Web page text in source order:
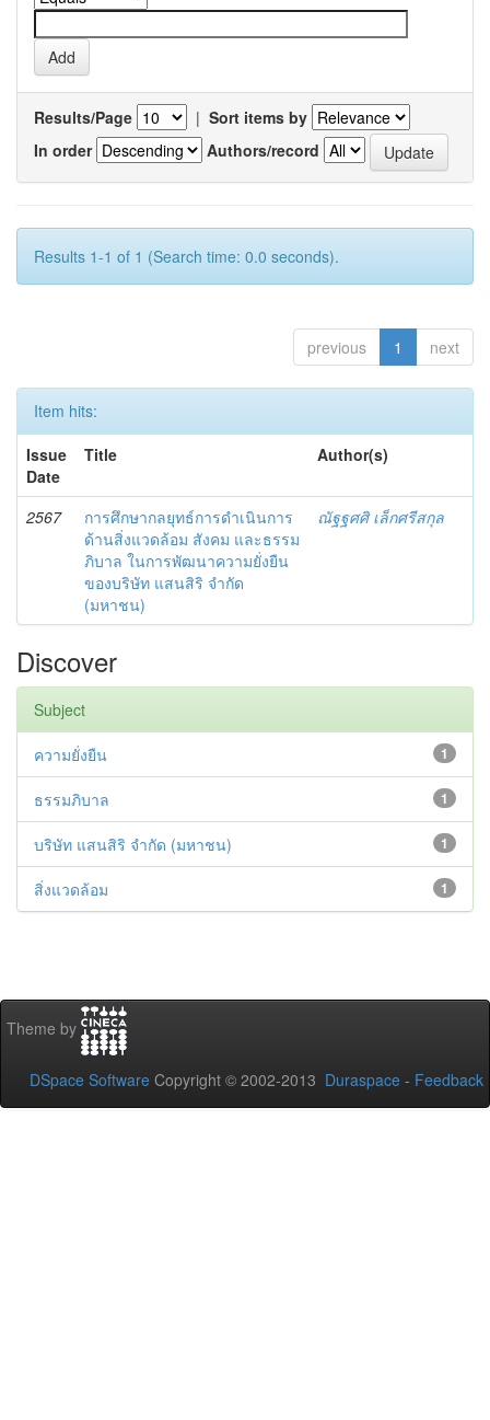
Results/Page | Sort items by
In order
Authors/record
Results 1-1 of 1 (Search time: 0.0 seconds).
previous 1 next
Item hits:
Issue
Date
Title Author(s)
2567
การศึกษากลยุทธ์การดำเนินการ
ด้านสิ่งแวดล้อม สังคม และธรรม
ภิบาล ในการพัฒนาความยั่งยืน
ของบริษัท แสนสิริ จำกัด
(มหาชน)
ณัฐฐศศิ เล็กศรีสกุล
Discover
Subject
1
ความยั่งยืน
1
ธรรมภิบาล
1
บริษัท แสนสิริ จำกัด (มหาชน)
1
สิ่งแวดล้อม
Theme by
DSpace Software Copyright © 2002-2013 Duraspace - Feedback